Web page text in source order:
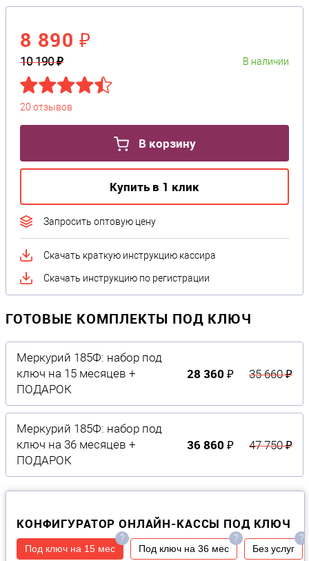
8 890 ₽
10 190 ₽ В наличии
20 отзывов
В корзину
Купить в 1 клик
Запросить оптовую цену
Скачать краткую инструкцию кассира
Скачать инструкцию по регистрации
ГОТОВЫЕ КОМПЛЕКТЫ ПОД КЛЮЧ
Меркурий 185Ф: набор под
ключ на 15 месяцев +
ПОДАРОК
28 360 ₽ 35 660 ₽
Меркурий 185Ф: набор под
ключ на 36 месяцев +
ПОДАРОК
36 860 ₽ 47 750 ₽
КОНФИГУРАТОР ОНЛАЙН-КАССЫ ПОД КЛЮЧ
?
Под ключ на 15 мес
?
Под ключ на 36 мес
?
Без услуг